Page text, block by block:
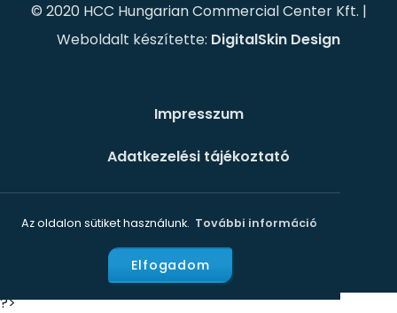
Az oldalon sütiket használunk. További információ
Elfogadom
© 2020 HCC Hungarian Commercial Center Kft. |
Weboldalt készítette: DigitalSkin Design
Impresszum
Adatkezelési tájékoztató
Süti szabályzat
?>